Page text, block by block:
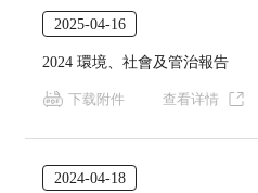
2025-04-16
2024 環境、社會及管治報告
下载附件 查看详情
2024-04-18